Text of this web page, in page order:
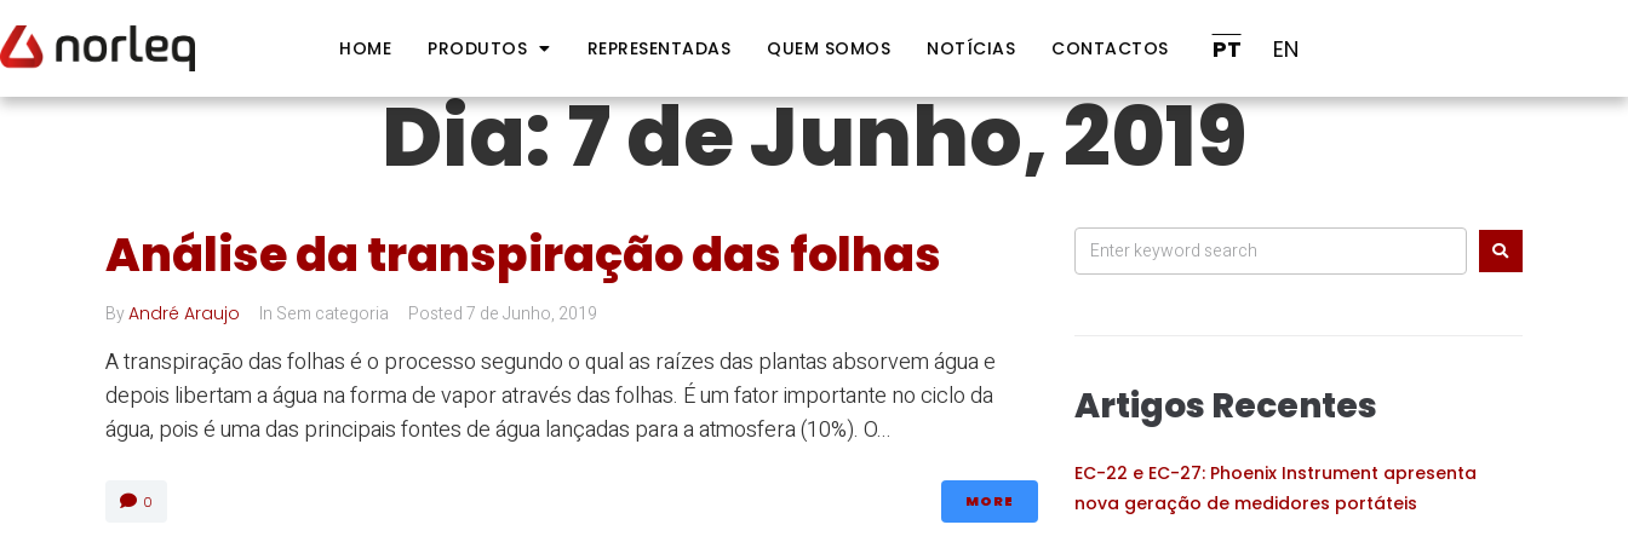
HOME PRODUTOS REPRESENTADAS QUEM SOMOS NOTÍCIAS CONTACTOS PT EN
Dia:7 de Junho, 2019
Análise da transpiração das folhas
ByAndré Araujo In Sem categoria Posted7 de Junho, 2019
A transpiração das folhas é o processo segundo o qual as raízes das plantas absorvem água e
depois libertam a água na forma de vapor através das folhas. É um fator importante no ciclo da
água, pois é uma das principais fontes de água lançadas para a atmosfera (10%). O...
0 MORE
Artigos Recentes
EC-22 e EC-27: Phoenix Instrument apresenta
nova geração de medidores portáteis